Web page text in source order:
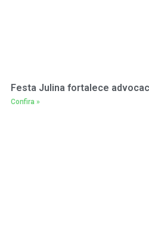
Festa Julina fortalece
Confira »